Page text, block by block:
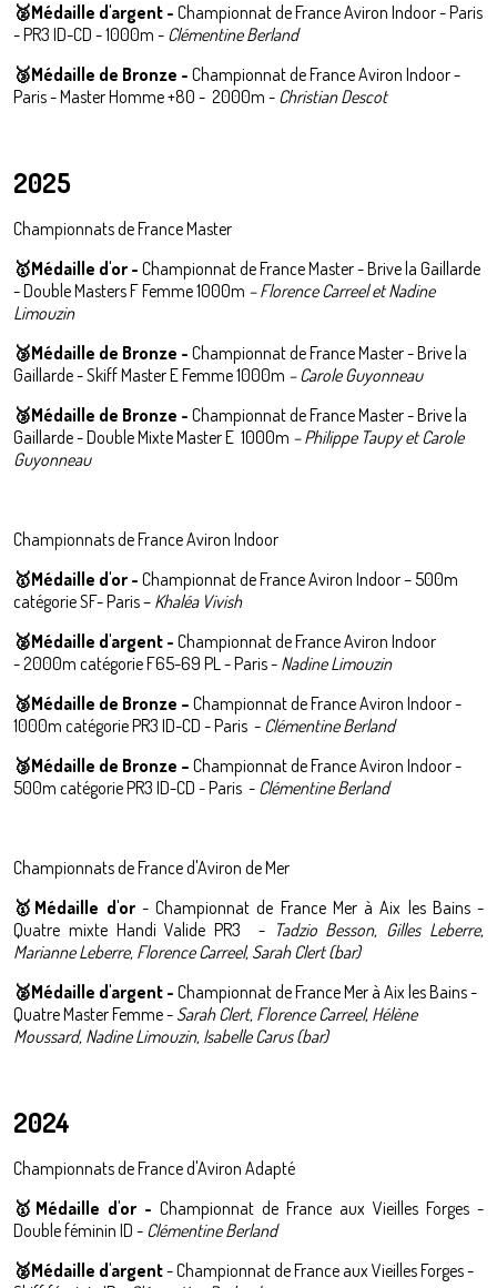
🥈Médaille d'argent - Championnat de France Aviron Indoor - Paris
- PR3 ID-CD - 1000m - Clémentine Berland
🥉Médaille de Bronze - Championnat de France Aviron Indoor -
Paris - Master Homme +80 - 2000m - Christian Descot
2025
Championnats de France Master
🥇Médaille d'or - Championnat de France Master - Brive la Gaillarde
- Double Masters F Femme 1000m – Florence Carreel et Nadine
Limouzin
🥉Médaille de Bronze - Championnat de France Master - Brive la
Gaillarde - Skiff Master E Femme 1000m – Carole Guyonneau
🥉Médaille de Bronze - Championnat de France Master - Brive la
Gaillarde - Double Mixte Master E 1000m – Philippe Taupy et Carole
Guyonneau
Championnats de France Aviron Indoor
🥇Médaille d'or - Championnat de France Aviron Indoor – 500m
catégorie SF- Paris – Khaléa Vivish
🥈Médaille d'argent - Championnat de France Aviron Indoor
- 2000m catégorie F65-69 PL - Paris - Nadine Limouzin
🥉Médaille de Bronze – Championnat de France Aviron Indoor -
1000m catégorie PR3 ID-CD - Paris - Clémentine Berland
🥉Médaille de Bronze – Championnat de France Aviron Indoor -
500m catégorie PR3 ID-CD - Paris - Clémentine Berland
Championnats de France d'Aviron de Mer
🥇Médaille d'or - Championnat de France Mer à Aix les Bains -
Quatre mixte Handi Valide PR3 - Tadzio Besson, Gilles Leberre,
Marianne Leberre, Florence Carreel, Sarah Clert (bar)
🥈Médaille d'argent - Championnat de France Mer à Aix les Bains -
Quatre Master Femme - Sarah Clert, Florence Carreel, Hélène
Moussard, Nadine Limouzin, Isabelle Carus (bar)
2024
Championnats de France d'Aviron Adapté
🥇Médaille d'or - Championnat de France aux Vieilles Forges -
Double féminin ID - Clémentine Berland
🥈Médaille d'argent-Championnat de France aux Vieilles Forges -